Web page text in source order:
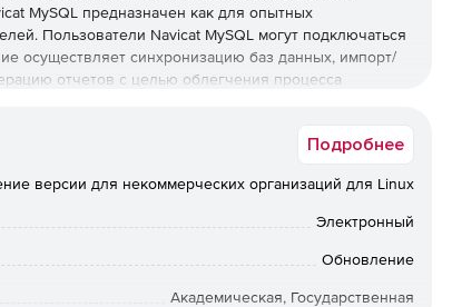
MySQL предназначен как для опытных
Пользователи Navicat MySQL могут подключаться
осуществляет синхронизацию баз данных, импорт/
отчетов с целью облегчения процесса
Подробнее
версии для некоммерческих организаций для Linux
Электронный
Обновление
Академическая, Государственная